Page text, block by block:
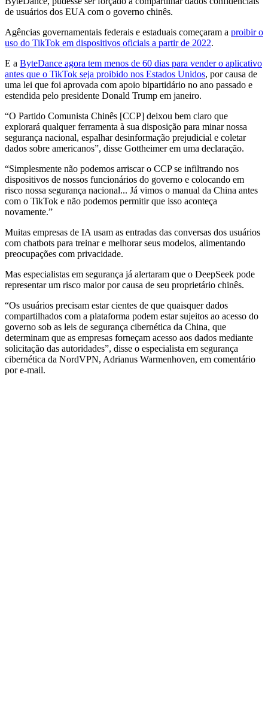
de usuários dos EUA com o governo chinês.
Agências governamentais federais e estaduais começaram a proibir o
uso do TikTok em dispositivos oficiais a partir de 2022.
E a ByteDance agora tem menos de 60 dias para vender o aplicativo
antes que o TikTok seja proibido nos Estados Unidos, por causa de
uma lei que foi aprovada com apoio bipartidário no ano passado e
estendida pelo presidente Donald Trump em janeiro.
“O Partido Comunista Chinês [CCP] deixou bem claro que
explorará qualquer ferramenta à sua disposição para minar nossa
segurança nacional, espalhar desinformação prejudicial e coletar
dados sobre americanos”, disse Gottheimer em uma declaração.
“Simplesmente não podemos arriscar o CCP se infiltrando nos
dispositivos de nossos funcionários do governo e colocando em
risco nossa segurança nacional... Já vimos o manual da China antes
com o TikTok e não podemos permitir que isso aconteça
novamente.”
Muitas empresas de IA usam as entradas das conversas dos usuários
com chatbots para treinar e melhorar seus modelos, alimentando
preocupações com privacidade.
Mas especialistas em segurança já alertaram que o DeepSeek pode
representar um risco maior por causa de seu proprietário chinês.
“Os usuários precisam estar cientes de que quaisquer dados
compartilhados com a plataforma podem estar sujeitos ao acesso do
governo sob as leis de segurança cibernética da China, que
determinam que as empresas forneçam acesso aos dados mediante
solicitação das autoridades”, disse o especialista em segurança
cibernética da NordVPN, Adrianus Warmenhoven, em comentário
por e-mail.